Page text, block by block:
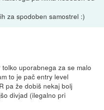
za spodoben samostrel :)
uporabnega za se malo
to je pač entry level
pa že dobiš nekaj bolj
divjad (ilegalno pri